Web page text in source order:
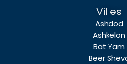
Villes
Ashdod
Ashkelon
Bat Yam
Beer